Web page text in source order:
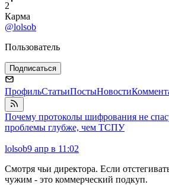
2
Карма
@lolsob
Пользователь
Подписаться
ПрофильСтатьиПостыНовости
Почему протоколы шифрования не
проблемы глубже, чем ТСПУ
lolsob9 апр в 11:02
Смотря чьи директора. Если
чужим - это коммерческий подкуп.